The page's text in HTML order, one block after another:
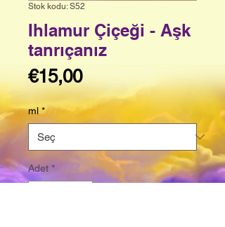
Stok kodu: S52
Ihlamur Çiçeği - Aşk
tanrıçanız
€15,00Fiyat
ml *
Adet *